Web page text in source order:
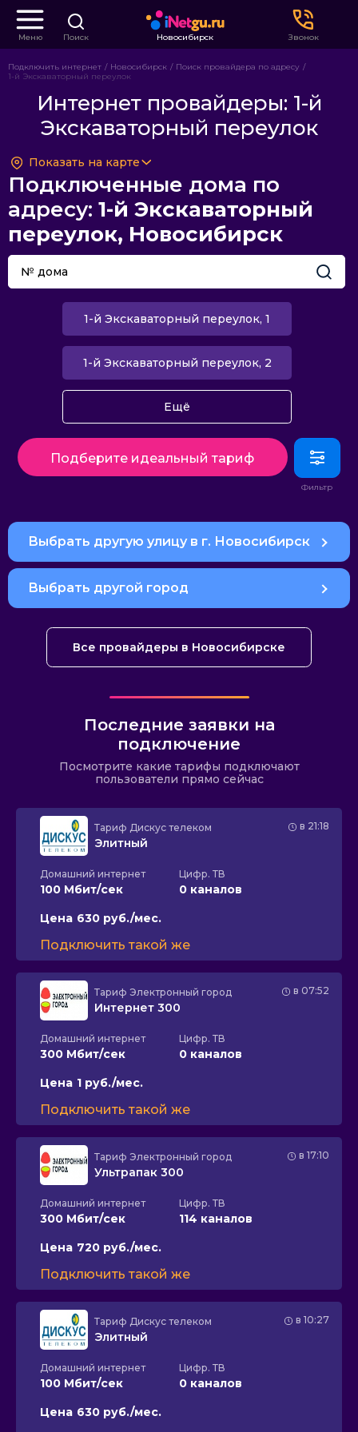
Меню Поиск Новосибирск Звонок
Подключить интернет Новосибирск
Поиск провайдера по адресу
1-й Экскаваторный переулок
Интернет провайдеры: 1-й
Экскаваторный переулок
Показать на карте
Подключенные дома по
адресу: 1-й Экскаваторный
переулок, Новосибирск
1-й Экскаваторный переулок, 1
1-й Экскаваторный переулок, 2
Ещё
Подберите идеальный тариф
Выбрать другую улицу в г. Новосибирск
Выбрать другой город
Все провайдеры в Новосибирске
Последние заявки на
подключение
Посмотрите какие тарифы подключают
пользователи прямо сейчас
в 21:18
Тариф Дискус телеком
Элитный
Домашний интернет
100 Мбит/сек
Цифр. ТВ
0 каналов
Цена 630 руб./мес.
Подключить такой же
в 07:52
Тариф Электронный город
Интернет 300
Домашний интернет
300 Мбит/сек
Цифр. ТВ
0 каналов
Цена 1 руб./мес.
Подключить такой же
в 17:10
Тариф Электронный город
Ультрапак 300
Домашний интернет
300 Мбит/сек
Цифр. ТВ
114 каналов
Цена 720 руб./мес.
Подключить такой же
в 10:27
Тариф Дискус телеком
Элитный
Домашний интернет
100 Мбит/сек
Цифр. ТВ
0 каналов
Цена 630 руб./мес.